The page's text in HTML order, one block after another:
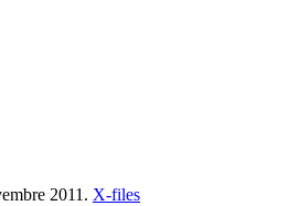
2011 . X-files